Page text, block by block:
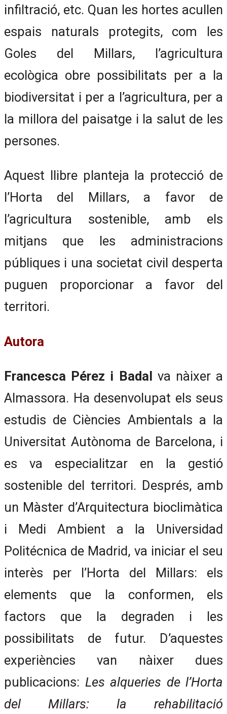
infiltració, etc. Quan les hortes acullen
espais naturals protegits, com les
Goles del Millars, l’agricultura
ecològica obre possibilitats per a la
biodiversitat i per a l’agricultura, per a
la millora del paisatge i la salut de les
persones.
Aquest llibre planteja la protecció de
l’Horta del Millars, a favor de
l’agricultura sostenible, amb els
mitjans que les administracions
públiques i una societat civil desperta
puguen proporcionar a favor del
territori.
Autora
Francesca Pérez i Badal va nàixer a
Almassora. Ha desenvolupat els seus
estudis de Ciències Ambientals a la
Universitat Autònoma de Barcelona, i
es va especialitzar en la gestió
sostenible del territori. Després, amb
un Màster d’Arquitectura bioclimàtica
i Medi Ambient a la Universidad
Politécnica de Madrid, va iniciar el seu
interès per l’Horta del Millars: els
elements que la conformen, els
factors que la degraden i les
possibilitats de futur. D’aquestes
experiències van nàixer dues
publicacions: Les alqueries de l’Horta
del Millars: la rehabilitació